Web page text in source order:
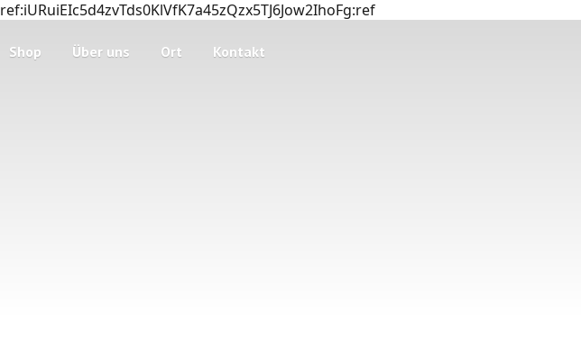
ref:iURuiEIc5d4zvTds0KlVfK7a45zQzx5TJ6Jow2IhoFg:ref
Shop Über uns Ort Kontakt